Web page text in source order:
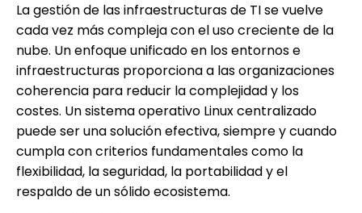
La gestión de las infraestructuras de TI se vuelve
cada vez más compleja con el uso creciente de la
nube. Un enfoque unificado en los entornos e
infraestructuras proporciona a las organizaciones
coherencia para reducir la complejidad y los
costes. Un sistema operativo Linux centralizado
puede ser una solución efectiva, siempre y cuando
cumpla con criterios fundamentales como la
flexibilidad, la seguridad, la portabilidad y el
respaldo de un sólido ecosistema.